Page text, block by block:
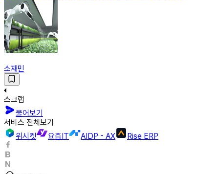
소재민
스크랩
물어보기
서비스 전체보기
위시켓
요즘IT AIDP - AX Rise ERP